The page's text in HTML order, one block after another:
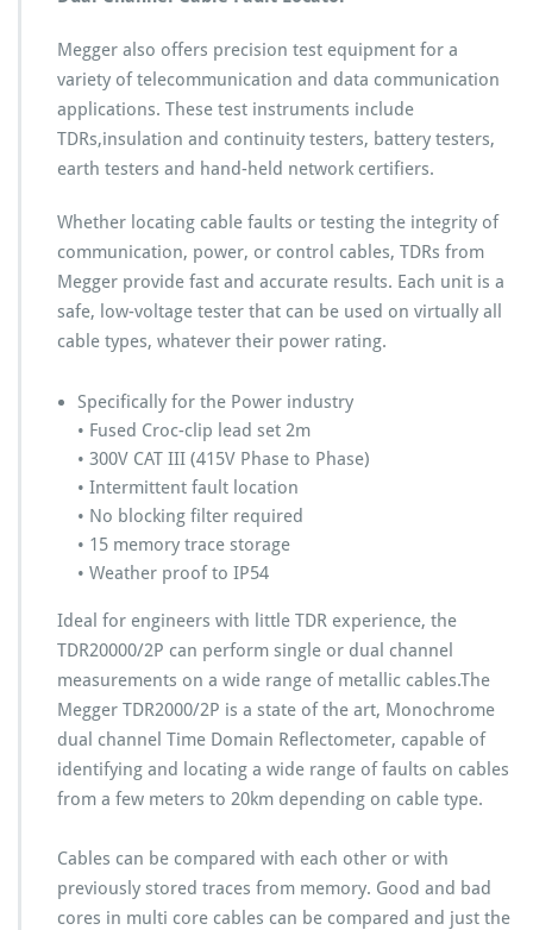
Megger also offers precision test equipment for a
variety of telecommunication and data communication
applications. These test instruments include
TDRs,insulation and continuity testers, battery testers,
earth testers and hand-held network certifiers.
Whether locating cable faults or testing the integrity of
communication, power, or control cables, TDRs from
Megger provide fast and accurate results. Each unit is a
safe, low-voltage tester that can be used on virtually all
cable types, whatever their power rating.
Specifically for the Power industry
• Fused Croc-clip lead set 2m
• 300V CAT III (415V Phase to Phase)
• Intermittent fault location
• No blocking filter required
• 15 memory trace storage
• Weather proof to IP54
Ideal for engineers with little TDR experience, the
TDR20000/2P can perform single or dual channel
measurements on a wide range of metallic cables.The
Megger TDR2000/2P is a state of the art, Monochrome
dual channel Time Domain Reflectometer, capable of
identifying and locating a wide range of faults on cables
from a few meters to 20km depending on cable type.
Cables can be compared with each other or with
previously stored traces from memory. Good and bad
cores in multi core cables can be compared and just the